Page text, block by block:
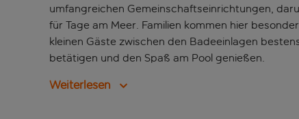
umfangreichen Gemeinschaftseinrichtungen,
für Tage am Meer. Familien kommen hier
kleinen Gäste zwischen den Badeeinlagen
betätigen und den Spaß am Pool genießen.
Weiterlesen